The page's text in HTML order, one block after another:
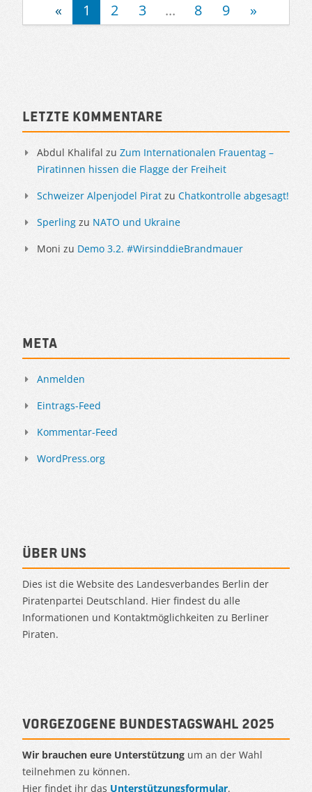
« 1 2 3 ... 8 9 »
Sidebar
Letzte Kommentare
Abdul Khalifal zu Zum Internationalen Frauentag –
Piratinnen hissen die Flagge der Freiheit
Schweizer Alpenjodel Pirat zu Chatkontrolle abgesagt!
Sperling zu NATO und Ukraine
Moni zu Demo 3.2. #WirsinddieBrandmauer
Meta
Anmelden
Eintrags-Feed
Kommentar-Feed
WordPress.org
Über uns
Dies ist die Website des Landesverbandes Berlin der
Piratenpartei Deutschland. Hier findest du alle
Informationen und Kontaktmöglichkeiten zu Berliner
Piraten.
Vorgezogene Bundestagswahl 2025
Wir brauchen eure Unterstützung um an der Wahl
teilnehmen zu können.
Hier findet ihr das Unterstützungsformular.